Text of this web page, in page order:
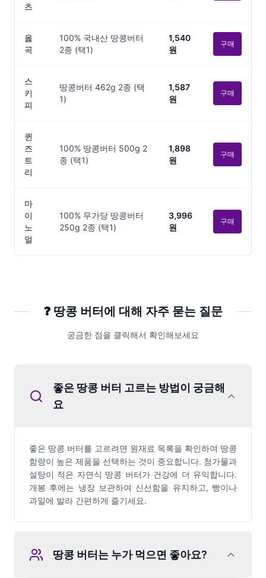
츠
옳
곡
100% 국내산 땅콩버터
2종 (택1)
1,540
원
구매
스
키
피
땅콩버터 462g 2종 (택
1)
1,587
원
구매
퀸
즈
트
리
100% 땅콩버터 500g 2
종 (택1)
1,898
원
구매
마
이
노
멀
100% 무가당 땅콩버터
250g 2종 (택1)
3,996
원
구매
❓ 땅콩 버터에 대해 자주 묻는 질문
궁금한 점을 클릭해서 확인해보세요
좋은 땅콩 버터 고르는 방법이 궁금해
요
좋은 땅콩 버터를 고르려면 원재료 목록을 확인하여 땅콩
함량이 높은 제품을 선택하는 것이 중요합니다. 첨가물과
설탕이 적은 자연식 땅콩 버터가 건강에 더 유익합니다.
개봉 후에는 냉장 보관하여 신선함을 유지하고, 빵이나
과일에 발라 간편하게 즐기세요.
땅콩 버터는 누가 먹으면 좋아요?